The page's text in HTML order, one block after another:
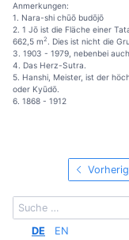
Anmerkungen:
1. Nara-shi chūō budōjō
2. 1 Jō ist die Fläche einer
662,5 m2
. Dies ist nicht die
3. 1903 - 1979, nebenbei
4. Das Herz-Sutra.
5. Hanshi, Meister, ist der
oder Kyūdō.
6. 1868 - 1912
DE EN